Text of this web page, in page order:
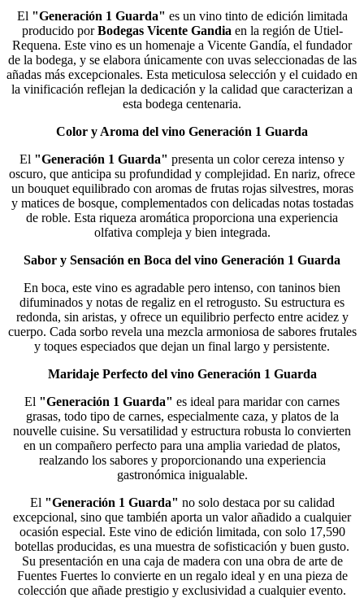
El "Generación 1 Guarda" es un vino tinto de edición limitada
producido porBodegas Vicente Gandia en la región de Utiel-
Requena. Este vino es un homenaje a Vicente Gandía, el fundador
de la bodega, y se elabora únicamente con uvas seleccionadas de las
añadas más excepcionales. Esta meticulosa selección y el cuidado en
la vinificación reflejan la dedicación y la calidad que caracterizan a
esta bodega centenaria​​​​.
Color y Aroma del vino Generación 1 Guarda
El "Generación 1 Guarda" presenta un color cereza intenso y
oscuro, que anticipa su profundidad y complejidad. En nariz, ofrece
un bouquet equilibrado con aromas de frutas rojas silvestres, moras
y matices de bosque, complementados con delicadas notas tostadas
de roble. Esta riqueza aromática proporciona una experiencia
olfativa compleja y bien integrada​​.
Sabor y Sensación en Boca del vino Generación 1 Guarda
En boca, este vino es agradable pero intenso, con taninos bien
difuminados y notas de regaliz en el retrogusto. Su estructura es
redonda, sin aristas, y ofrece un equilibrio perfecto entre acidez y
cuerpo. Cada sorbo revela una mezcla armoniosa de sabores frutales
y toques especiados que dejan un final largo y persistente​.
Maridaje Perfecto del vino Generación 1 Guarda
El "Generación 1 Guarda" es ideal para maridar con carnes
grasas, todo tipo de carnes, especialmente caza, y platos de la
nouvelle cuisine. Su versatilidad y estructura robusta lo convierten
en un compañero perfecto para una amplia variedad de platos,
realzando los sabores y proporcionando una experiencia
gastronómica inigualable.
El "Generación 1 Guarda" no solo destaca por su calidad
excepcional, sino que también aporta un valor añadido a cualquier
ocasión especial. Este vino de edición limitada, con solo 17,590
botellas producidas, es una muestra de sofisticación y buen gusto.
Su presentación en una caja de madera con una obra de arte de
Fuentes Fuertes lo convierte en un regalo ideal y en una pieza de
colección que añade prestigio y exclusividad a cualquier evento​.